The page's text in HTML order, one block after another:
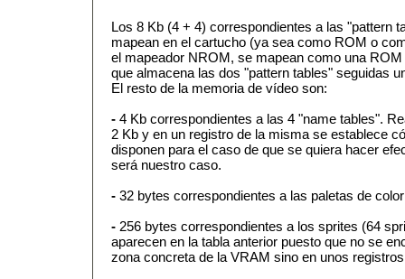
Los 8 Kb (4 + 4) correspondientes a las "pattern
mapean en el cartucho (ya sea como ROM o
el mapeador NROM, se mapean como una
que almacena las dos "pattern tables" seguidas
El resto de la memoria de vídeo son:
- 4 Kb correspondientes a las 4 "name tables".
2 Kb y en un registro de la misma se establece
disponen para el caso de que se quiera hacer
será nuestro caso.
- 32 bytes correspondientes a las paletas de
- 256 bytes correspondientes a los sprites (64
aparecen en la tabla anterior puesto que no se
zona concreta de la VRAM sino en unos